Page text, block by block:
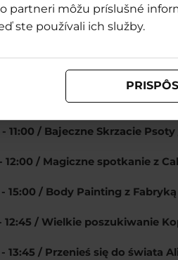
partneri môžu príslušné
ste používali ich služby.
Show Otwarcia /Mała
- 11:00 / Bajeczne Skrzacie Psoty
- 12:00 / Magiczne spotkanie z
- 15:00 / Body Painting z
- 12:45 / Wielkie poszukiwanie
- 13:45 / Przenieś się do świata